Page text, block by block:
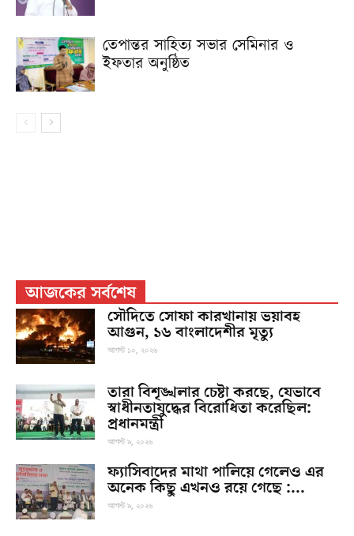
তেপান্তর সাহিত্য সভার সেমিনার ও
ইফতার অনুষ্ঠিত
আজকের সর্বশেষ
সৌদিতে সোফা কারখানায় ভয়াবহ
আগুন, ১৬ বাংলাদেশীর মৃত্যু
আগস্ট ১০, ২০২৬
তারা বিশৃঙ্খলার চেষ্টা করছে, যেভাবে
স্বাধীনতাযুদ্ধের বিরোধিতা করেছিল:
প্রধানমন্ত্রী
আগস্ট ৯, ২০২৬
ফ্যাসিবাদের মাথা পালিয়ে গেলেও এর
অনেক কিছু এখনও রয়ে গেছে :...
আগস্ট ৯, ২০২৬